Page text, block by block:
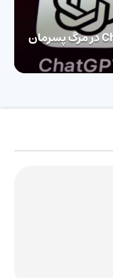
خانواده‌ی یک نوجوان ۱۶ ساله: «ChatGPT در مرگ پسرمان